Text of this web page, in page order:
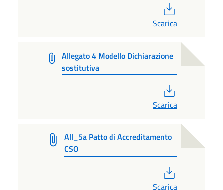
Scarica
Allegato 4 Modello Dichiarazione
sostitutiva
Scarica
All_5a Patto di Accreditamento
CSO
Scarica